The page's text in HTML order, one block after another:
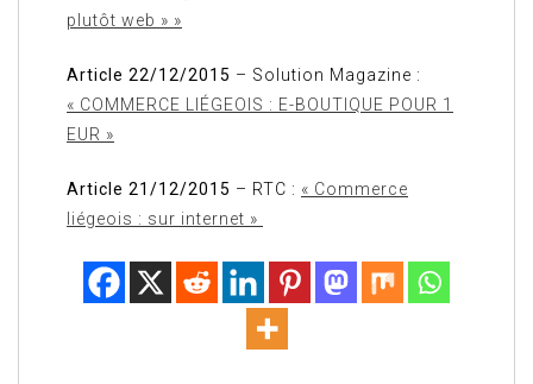
plutôt web » »
Article 22/12/2015 – Solution Magazine :
« COMMERCE LIÉGEOIS : E-BOUTIQUE POUR 1
EUR »
Article 21/12/2015 – RTC : « Commerce
liégeois : sur internet »